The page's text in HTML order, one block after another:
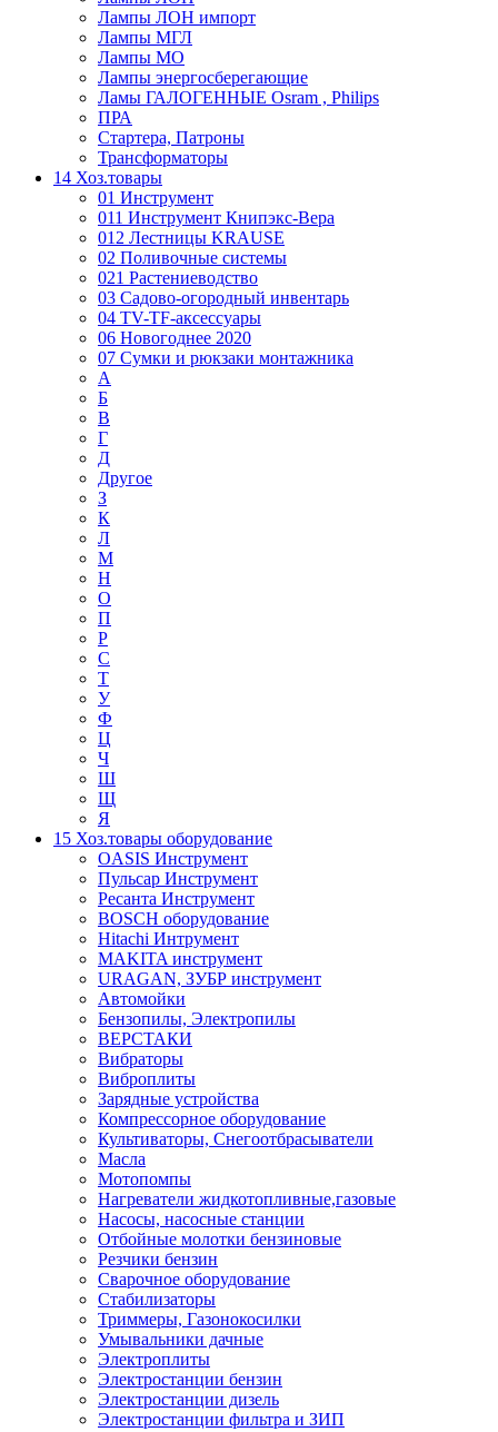
Лампы ЛОН импорт
Лампы МГЛ
Лампы МО
Лампы энергосберегающие
Ламы ГАЛОГЕННЫЕ Osram , Philips
ПРА
Стартера, Патроны
Трансформаторы
14 Хоз.товары
01 Инструмент
011 Инструмент Книпэкс-Вера
012 Лестницы KRAUSE
02 Поливочные системы
021 Растениеводство
03 Садово-огородный инвентарь
04 TV-TF-аксессуары
06 Новогоднее 2020
07 Сумки и рюкзаки монтажника
А
Б
В
Г
Д
Другое
З
К
Л
М
Н
О
П
Р
С
Т
У
Ф
Ц
Ч
Ш
Щ
Я
15 Хоз.товары оборудование
OASIS Инструмент
Пульсар Инструмент
Ресанта Инструмент
BOSCH оборудование
Hitachi Интрумент
MAKITA инструмент
URAGAN, ЗУБР инструмент
Автомойки
Бензопилы, Электропилы
ВЕРСТАКИ
Вибраторы
Виброплиты
Зарядные устройства
Компрессорное оборудование
Культиваторы, Снегоотбрасыватели
Масла
Мотопомпы
Нагреватели жидкотопливные,газовые
Насосы, насосные станции
Отбойные молотки бензиновые
Резчики бензин
Сварочное оборудование
Стабилизаторы
Триммеры, Газонокосилки
Умывальники дачные
Электроплиты
Электростанции бензин
Электростанции дизель
Электростанции фильтра и ЗИП